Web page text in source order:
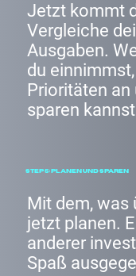
Jetzt kommt
Vergleiche
Ausgaben.
du
Prioritäten an
sparen
Step 5: Planen und Sparen
Mit dem, was
jetzt planen.
anderer
Spaß